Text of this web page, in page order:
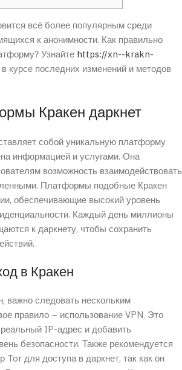
всё более популярным среди
к анонимности. Как правильно
Узнайте https://xn--krakn-
курсе последних изменений и методов
Кракен даркнет
собой уникальную платформу
информацией и услугами. Она
возможность взаимодействовать
Платформы подобные Кракен
обеспечивающие высокий уровень
Каждый день миллионы
к даркнету, чтобы сохранить
в Кракен
важно следовать нескольким
правило – использование VPN. Это
IP-адрес и добавить
безопасности. Также рекомендуется
Tor для доступа в даркнет, так как он